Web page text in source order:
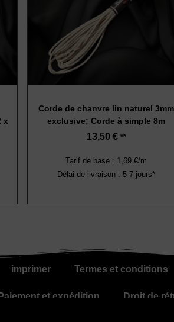
x
Corde de chanvre lin naturel 3mm
exclusive; Corde à simple 8m
13,50 € **
Tarif de base : 1,69 €/m
Délai de livraison : 5-7 jours*
imprimer Termes et conditions
et expédition Droit de